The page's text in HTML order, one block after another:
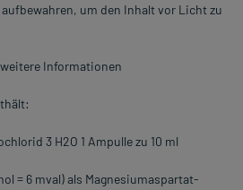
um den Inhalt vor Licht zu
Informationen
3 H2O 1 Ampulle zu 10 ml
= 6 mval) als Magnesiumaspartat-